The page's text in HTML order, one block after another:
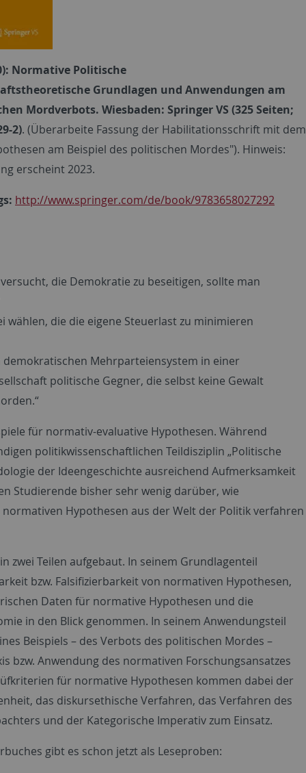
Normative Politische
Grundlagen und Anwendungen am
Mordverbots. Wiesbaden: Springer VS (325 Seiten;
2). (Überarbeite Fassung der Habilitationsschrift mit dem
am Beispiel des politischen Mordes"). Hinweis:
erscheint 2023.
http://www.springer.com/de/book/9783658027292
die Demokratie zu beseitigen, sollte man
wählen, die die eigene Steuerlast zu minimieren
demokratischen Mehrparteiensystem in einer
politische Gegner, die selbst keine Gewalt
für normativ-evaluative Hypothesen. Während
politikwissenschaftlichen Teildisziplin „Politische
der Ideengeschichte ausreichend Aufmerksamkeit
Studierende bisher sehr wenig darüber, wie
Hypothesen aus der Welt der Politik verfahren
zwei Teilen aufgebaut. In seinem Grundlagenteil
bzw. Falsifizierbarkeit von normativen Hypothesen,
Daten für normative Hypothesen und die
in den Blick genommen. In seinem Anwendungsteil
Beispiels – des Verbots des politischen Mordes –
bzw. Anwendung des normativen Forschungsansatzes
für normative Hypothesen kommen dabei der
das diskursethische Verfahren, das Verfahren des
und der Kategorische Imperativ zum Einsatz.
gibt es schon jetzt als Leseproben: